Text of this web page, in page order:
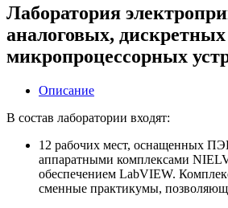
Лаборатория
аналоговых, дискретных
микропроцессорных
Описание
В состав лаборатории входят:
12 рабочих мест, оснащенных
аппаратными комплексами
обеспечением LabVIEW.
сменные практикумы,